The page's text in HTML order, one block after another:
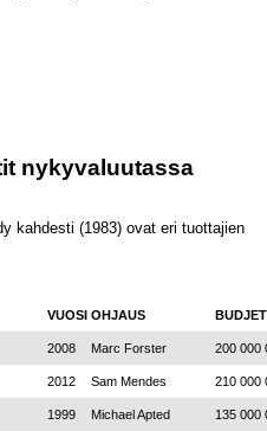
nykyvaluutassa
kahdesti (1983) ovat eri tuottajien
VUOSI OHJAUS
2008 Marc Forster 200 000
2012 Sam Mendes 210 000
1999 Michael Apted 135 000